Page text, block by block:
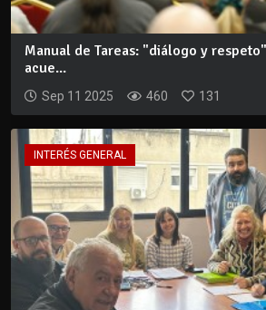
Manual de Tareas: "diálogo y
acue...
Sep 11 2025 460 131
INTERÉS GENERAL